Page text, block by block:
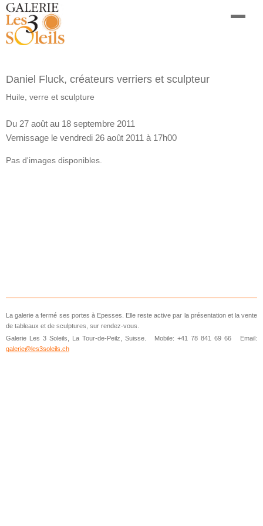
Daniel Fluck, créateurs verriers et sculpteur
Huile, verre et sculpture
Du 27 août au 18 septembre 2011
Vernissage le vendredi 26 août 2011 à 17h00
Pas d'images disponibles.
La galerie a fermé ses portes à Epesses. Elle reste active par la présentation et la vente
de tableaux et de sculptures, sur rendez-vous.
Galerie Les 3 Soleils, La Tour-de-Peilz, Suisse. Mobile: +41 78 841 69 66 Email:
galerie@les3soleils.ch